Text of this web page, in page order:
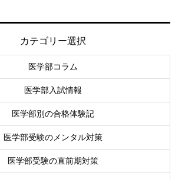
カテゴリー選択
医学部コラム
医学部入試情報
医学部別の合格体験記
医学部受験のメンタル対策
医学部受験の直前期対策